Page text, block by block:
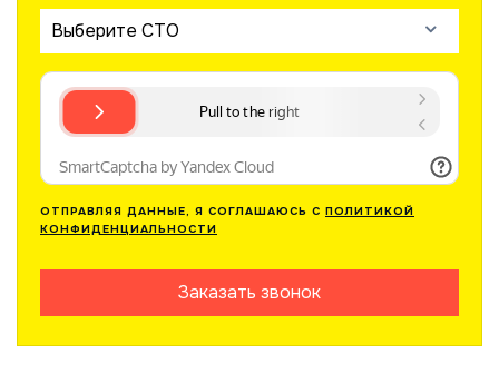
Выберите СТО
ОТПРАВЛЯЯ ДАННЫЕ, Я СОГЛАШАЮСЬ С ПОЛИТИКОЙ
КОНФИДЕНЦИАЛЬНОСТИ
Заказать звонок